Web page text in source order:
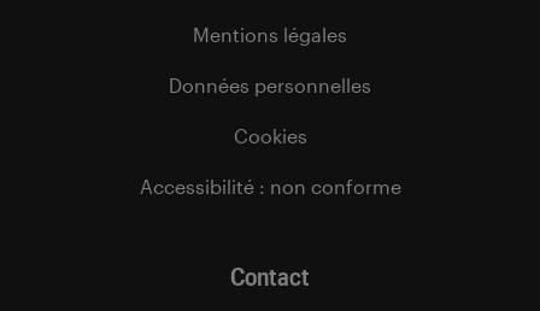
Mentions légales
Données personnelles
Cookies
Accessibilité : non conforme
Contact